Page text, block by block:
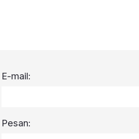
E-mail:
Pesan: